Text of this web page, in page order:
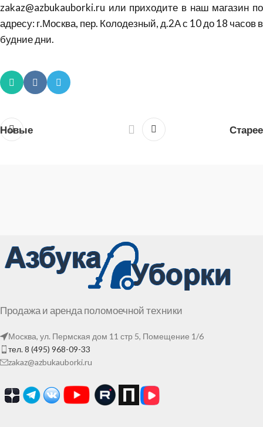
zakaz@azbukauborki.ru или приходите в наш магазин по
адресу: г.Москва, пер. Колодезный, д.2А с 10 до 18 часов в
будние дни.
Новые Старее
Продажа и аренда поломоечной техники
Москва, ул. Пермская дом 11 стр 5, Помещение 1/6
тел. 8 (495) 968-09-33
zakaz@azbukauborki.ru